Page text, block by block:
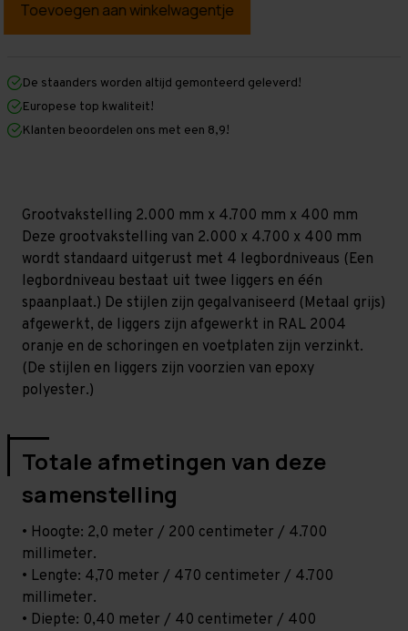
Grootvakstelling
mm
mm
x
400
mm
Grootvakstelling
mm
mm
400
mm
De staanders worden altijd gemonteerd geleverd!
Europese top kwaliteit!
Klanten beoordelen ons met een 8,9!
Grootvakstelling 2.000 mm x 4.700 mm x 400 mm
Deze grootvakstelling van 2.000 x 4.700 x 400 mm
wordt standaard uitgerust met 4 legbordniveaus (Een
legbordniveau bestaat uit twee liggers en één
spaanplaat.) De stijlen zijn gegalvaniseerd (Metaal grijs)
afgewerkt, de liggers zijn afgewerkt in RAL 2004
oranje en de schoringen en voetplaten zijn verzinkt.
(De stijlen en liggers zijn voorzien van epoxy
polyester.)
Totale afmetingen van deze
samenstelling
• Hoogte: 2,0 meter / 200 centimeter / 4.700
millimeter.
• Lengte: 4,70 meter / 470 centimeter / 4.700
millimeter.
• Diepte: 0,40 meter / 40 centimeter / 400